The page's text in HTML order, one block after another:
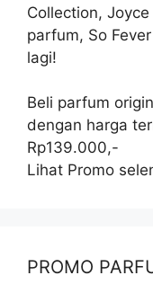
Collection, Joyce
parfum, So
lagi!
Beli parfum
dengan harga
Rp139.000,-
Lihat Promo
PROMO